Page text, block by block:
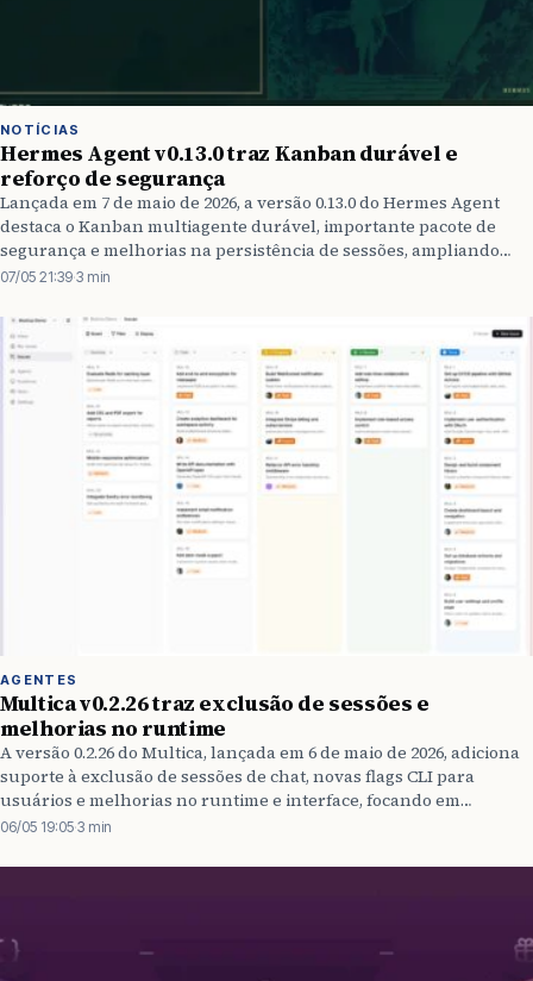
NOTÍCIAS
Hermes Agent v0.13.0 traz Kanban durável e
reforço de segurança
Lançada em 7 de maio de 2026, a versão 0.13.0 do Hermes Agent
destaca o Kanban multiagente durável, importante pacote de
segurança e melhorias na persistência de sessões, ampliando
eficiência e proteção para usuários avançados.
07/05 21:39·3 min
AGENTES
Multica v0.2.26 traz exclusão de sessões e
melhorias no runtime
A versão 0.2.26 do Multica, lançada em 6 de maio de 2026, adiciona
suporte à exclusão de sessões de chat, novas flags CLI para
usuários e melhorias no runtime e interface, focando em
usabilidade e estabilidade para ambientes de produção.
06/05 19:05·3 min